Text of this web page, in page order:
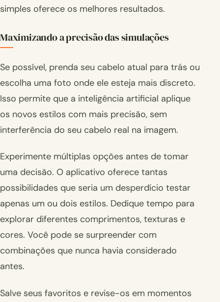
simples oferece os melhores resultados.
Maximizando a precisão das simulações
Se possível, prenda seu cabelo atual para trás ou
escolha uma foto onde ele esteja mais discreto.
Isso permite que a inteligência artificial aplique
os novos estilos com mais precisão, sem
interferência do seu cabelo real na imagem.
Experimente múltiplas opções antes de tomar
uma decisão. O aplicativo oferece tantas
possibilidades que seria um desperdício testar
apenas um ou dois estilos. Dedique tempo para
explorar diferentes comprimentos, texturas e
cores. Você pode se surpreender com
combinações que nunca havia considerado
antes.
Salve seus favoritos e revise-os em momentos